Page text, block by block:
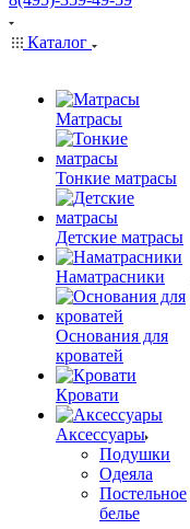
Каталог
Матрасы
Тонкие матрасы
Детские матрасы
Наматрасники
Основания для
кроватей
Кровати
Аксессуары
Подушки
Одеяла
Постельное
белье